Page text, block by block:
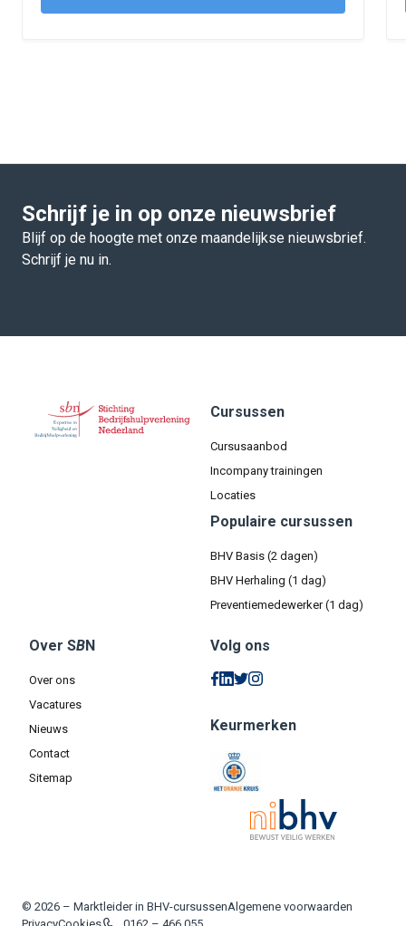
Schrijf je in op onze nieuwsbrief
Blijf op de hoogte met onze maandelijkse nieuwsbrief.
Schrijf je nu in.
Cursussen
Cursusaanbod
Incompany trainingen
Locaties
Populaire cursussen
BHV Basis (2 dagen)
BHV Herhaling (1 dag)
Preventiemedewerker (1 dag)
Over SBN
Over ons
Vacatures
Nieuws
Contact
Sitemap
Volg ons
Keurmerken
© 2026 – Marktleider in BHV-cursussenAlgemene voorwaarden